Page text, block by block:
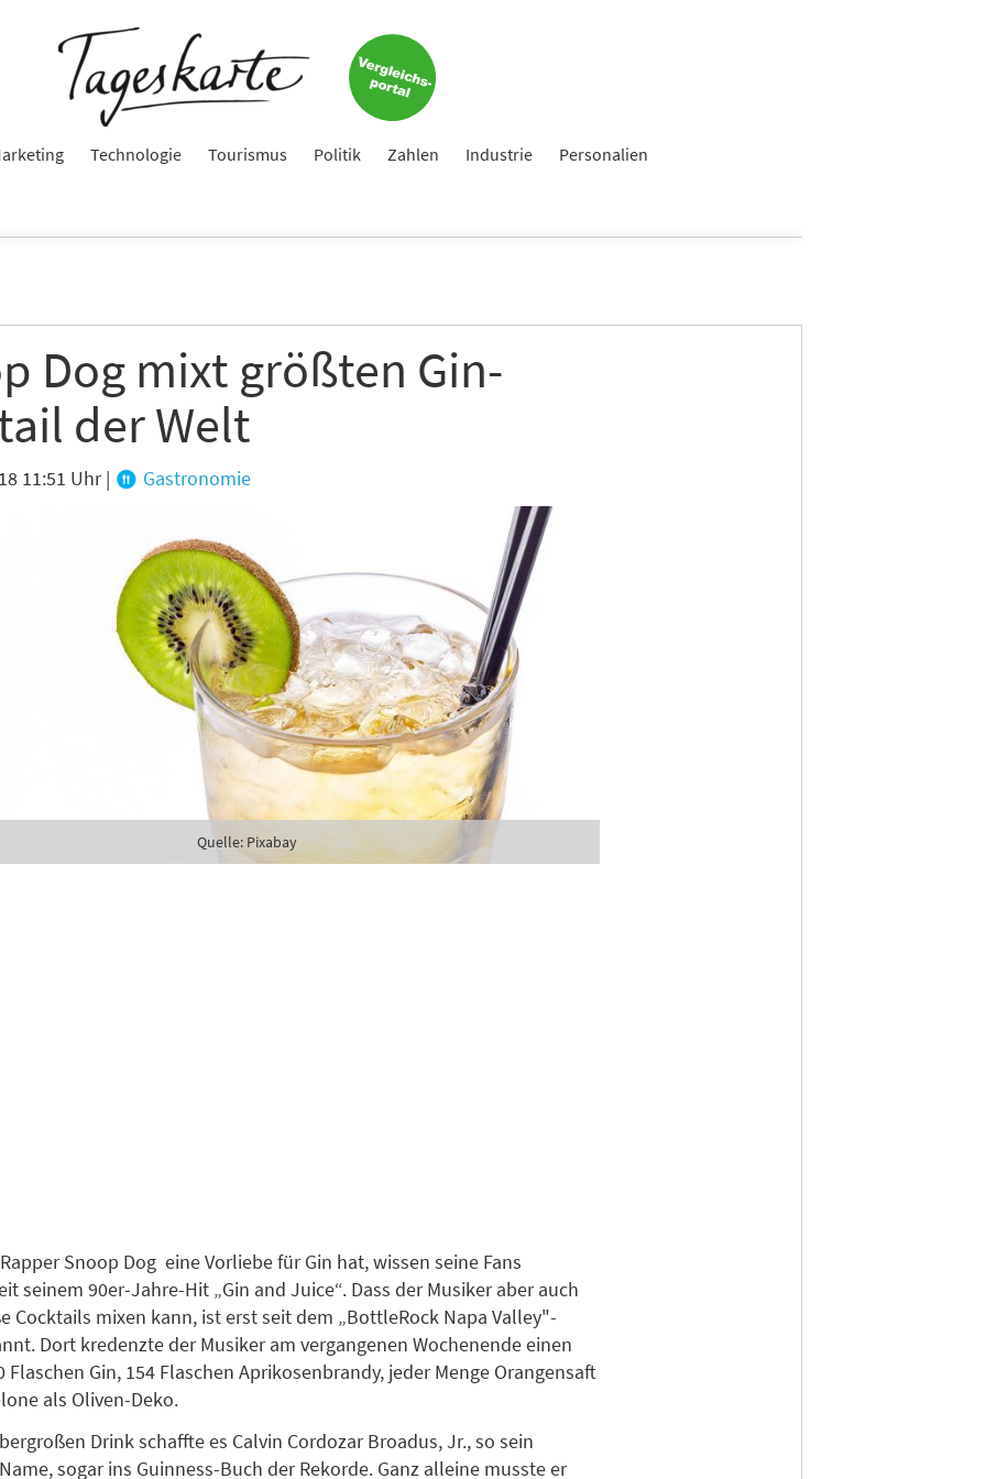
Technologie Tourismus Politik Zahlen Industrie Personalien
Dog mixt größten Gin-
der Welt
11:51 Uhr| Gastronomie
Quelle: Pixabay
Snoop Dog eine Vorliebe für Gin hat, wissen seine Fans
seinem 90er-Jahre-Hit „Gin and Juice“. Dass der Musiker aber auch
Cocktails mixen kann, ist erst seit dem „BottleRock Napa Valley"-
Dort kredenzte der Musiker am vergangenen Wochenende einen
Flaschen Gin, 154 Flaschen Aprikosenbrandy, jeder Menge Orangensaft
als Oliven-Deko.
Drink schaffte es Calvin Cordozar Broadus, Jr., so sein
sogar ins Guinness-Buch der Rekorde. Ganz alleine musste er
Keine Nachricht mehr verpassen!
Jetzt zum Tageskarte-Newsletter anmelden.
folgende Newsletter erhalten
Newsletter (gegen 8.30 Uhr)
Datenschutzerklärungzur Kenntnis genommen.
Danke, heute nicht